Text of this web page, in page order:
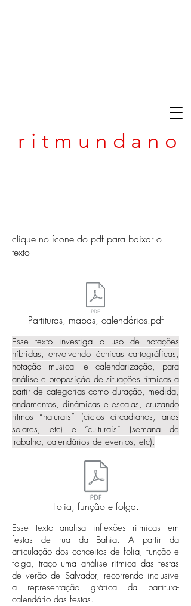
r i t m u n d a n o
clique no ícone do pdf para baixar o
texto
Partituras, mapas, calendários.pdf
Esse texto investiga o uso de notações
híbridas, envolvendo técnicas cartográficas,
notação musical e calendarização, para
análise e proposição de situações rítmicas a
partir de categorias como duração, medida,
andamentos, dinâmicas e escalas, cruzando
ritmos “naturais” (ciclos circadianos, anos
solares, etc) e “culturais” (semana de
trabalho, calendários de eventos, etc).
Folia, função e folga.
Esse texto analisa inflexões rítmicas em
festas de rua da Bahia. A partir da
articulação dos conceitos de folia, função e
folga, traço uma análise rítmica das festas
de verão de Salvador, recorrendo inclusive
a representação gráfica da partitura-
calendário das festas.